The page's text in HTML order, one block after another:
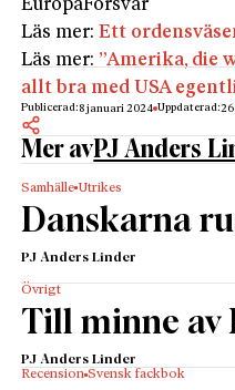
EuropaFörsvar
Läs mer:Ett
Läs mer: ”Amerika, die
allt bra med USA
Publicerad:8 januari 2024 Uppdaterad:
Mer avPJ Anders
Samhälle Utrikes
Danskarna
PJ Anders Linder
Övrigt
Till minne av
PJ Anders Linder
Recension Svensk fackbok